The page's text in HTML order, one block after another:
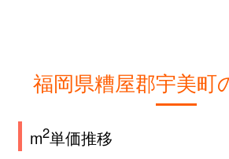
福岡県糟屋郡宇美町
m2単価推移